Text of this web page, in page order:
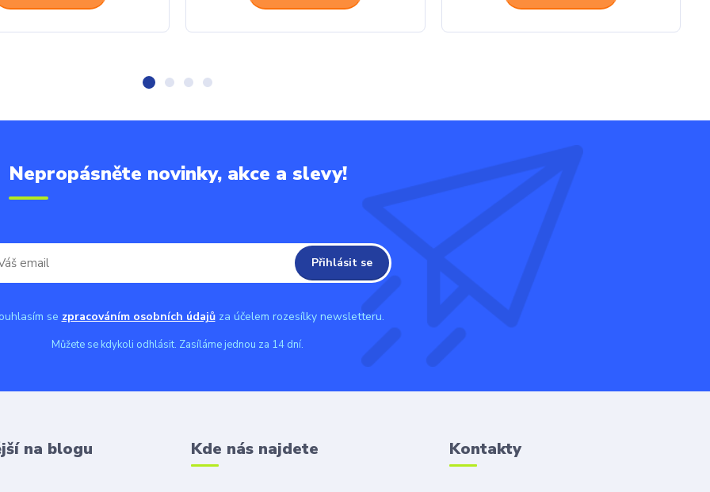
Nepropásněte novinky, akce a slevy!
Přihlásit se
se zpracováním osobních údajůza účelem rozesílky newsletteru.
Můžete se kdykoli odhlásit. Zasíláme jednou za 14 dní.
na blogu Kde nás najdete Kontakty